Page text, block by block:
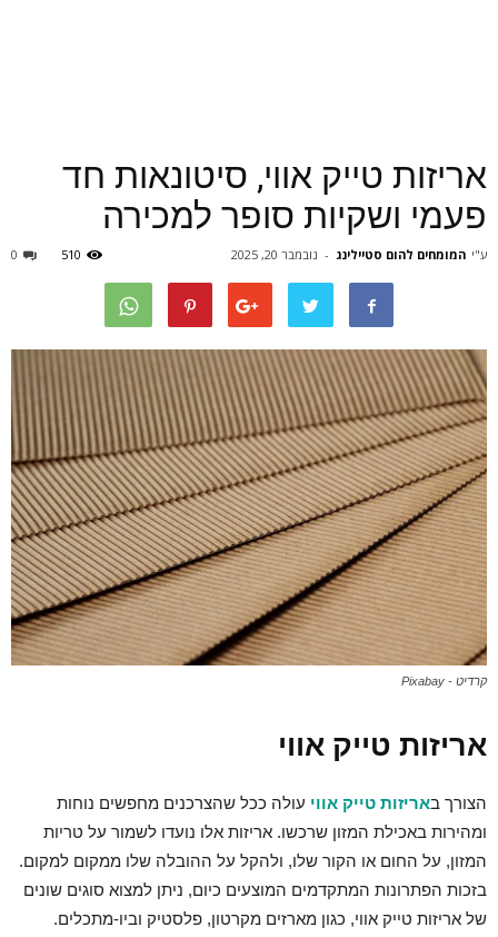
אריזות טייק אווי, סיטונאות חד
פעמי ושקיות סופר למכירה
ע"י המומחים להום סטיילינג - נובמבר 20, 2025 0 510
קרדיט - Pixabay
אריזות טייק אווי
הצורך באריזות טייק אווי עולה ככל שהצרכנים מחפשים נוחות
ומהירות באכילת המזון שרכשו. אריזות אלו נועדו לשמור על טריות
המזון, על החום או הקור שלו, ולהקל על ההובלה שלו ממקום למקום.
בזכות הפתרונות המתקדמים המוצעים כיום, ניתן למצוא סוגים שונים
של אריזות טייק אווי, כגון מארזים מקרטון, פלסטיק וביו-מתכלים.